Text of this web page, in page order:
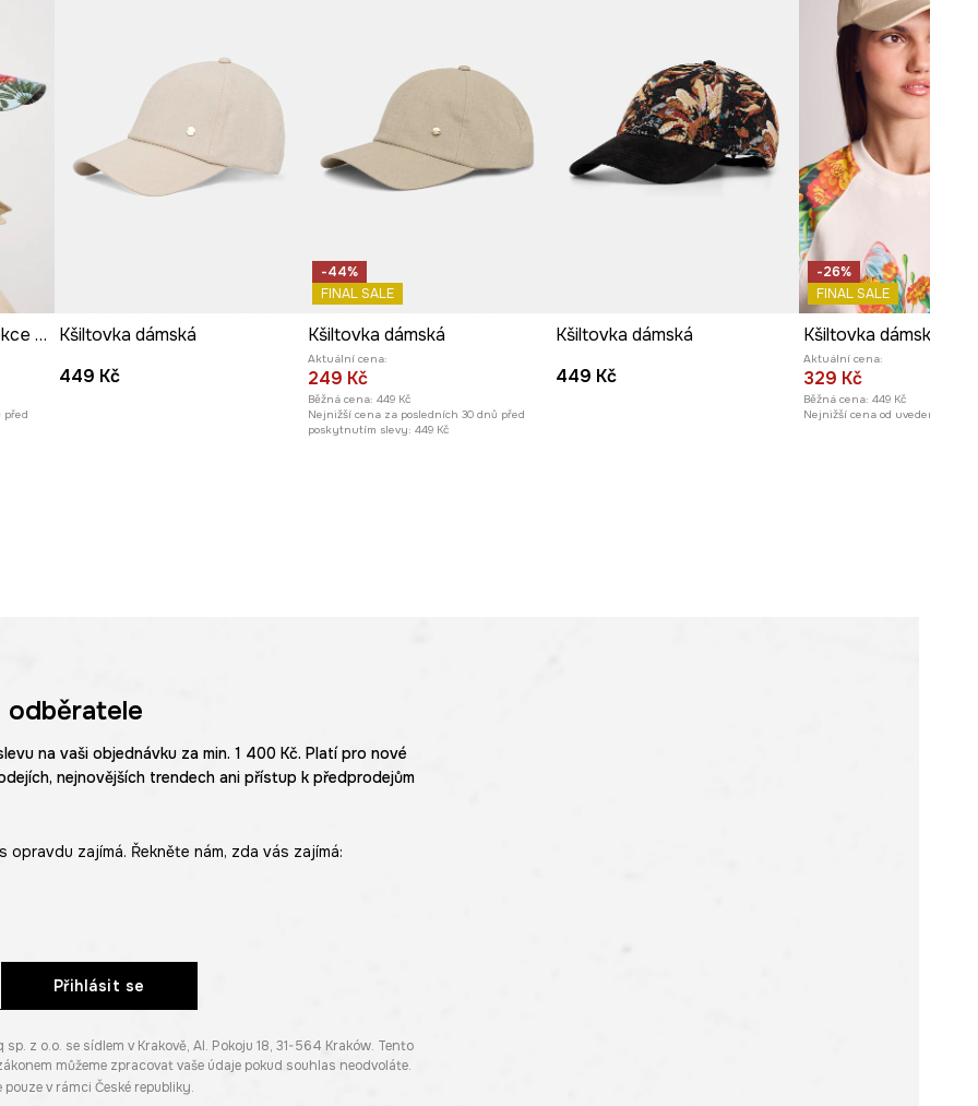
styl.
Kšiltovka dámská z kolekce Ilona Tambor x Medicine
před
Kšiltovka dámská
449 Kč
-44%
FINAL SALE
Kšiltovka dámská
Aktuální cena:
249 Kč
Běžná cena: 449 Kč
Nejnižší cena za posledních 30 dnů před
poskytnutím slevy: 449 Kč
Kšiltovka dámská
449 Kč
-26%
FINAL SALE
Aktuální cena:
329 Kč
Běžná cena: 449 Kč
Nejnižší cena od uvedení na
odběratele
na vaši objednávku za min. 1 400 Kč. Platí pro nové
nejnovějších trendech ani přístup k předprodejům
zajímá. Řekněte nám, zda vás zajímá:
Přihlásit se
z o.o. se sídlem v Krakově, Al. Pokoju 18, 31-564 Kraków. Tento
můžeme zpracovat vaše údaje pokud souhlas neodvoláte.
pouze v rámci České republiky.